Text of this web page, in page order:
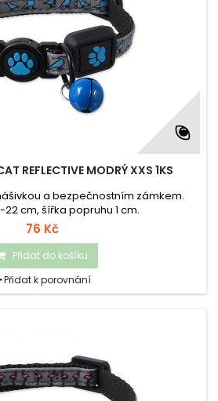
REFLECTIVE MODRÝ XXS 1KS
a bezpečnostním zámkem.
22 cm, šířka popruhu 1 cm.
76 Kč
Přidat do košíku
Přidat k porovnání